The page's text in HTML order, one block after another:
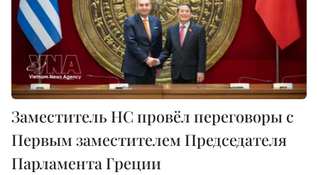
Заместитель НС провёл переговоры с
Первым заместителем Председателя
Парламента Греции